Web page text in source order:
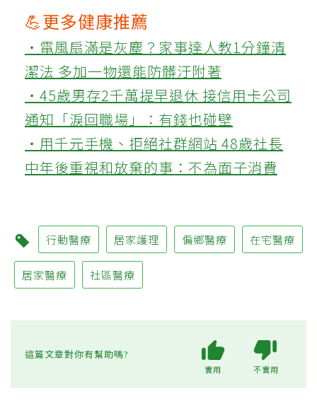
💪更多健康推薦
‧電風扇滿是灰塵？家事達人教1分鐘清
潔法 多加一物還能防髒汙附著
‧45歲男存2千萬提早退休 接信用卡公司
通知「淚回職場」：有錢也碰壁
‧用千元手機、拒絕社群網站 48歲社長
中年後重視和放棄的事：不為面子消費
行動醫療 居家護理 偏鄉醫療 在宅醫療
居家醫療 社區醫療
這篇文章對你有幫助嗎?
實用 不實用